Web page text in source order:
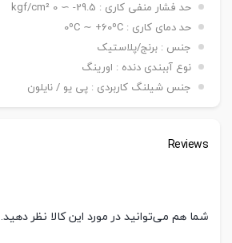
حد فشار منفی کاری : 29.5- ∼ 0 kgf/cm²
حد دمای کاری : 0ºC ∼ +60ºC
جنس : برنج/پلاستیک
نوع آببندی دنده : اورینگ
جنس شیلنگ کاربردی : پی یو / نایلون
Reviews
شما هم می‌توانید در مورد این کالا نظر دهید.